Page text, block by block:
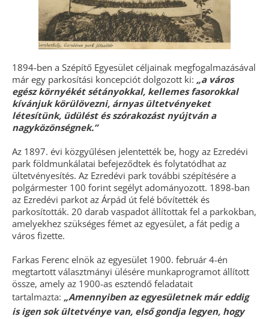
1894-ben a Szépítő Egyesület céljainak megfogalmazásával
már egy parkosítási koncepciót dolgozott ki: „a város
egész környékét sétányokkal, kellemes fasorokkal
kívánjuk körülövezni, árnyas ültetvényeket
létesítünk, üdülést és szórakozást nyújtván a
nagyközönségnek.”
Az 1897. évi közgyűlésen jelentették be, hogy az Ezredévi
park földmunkálatai befejeződtek és folytatódhat az
ültetvényesítés. Az Ezredévi park további szépítésére a
polgármester 100 forint segélyt adományozott. 1898-ban
az Ezredévi parkot az Árpád út felé bővítették és
parkosították. 20 darab vaspadot állítottak fel a parkokban,
amelyekhez szükséges fémet az egyesület, a fát pedig a
város fizette.
Farkas Ferenc elnök az egyesület 1900. február 4-én
megtartott választmányi ülésére munkaprogramot állított
össze, amely az 1900-as esztendő feladatait
tartalmazta: „Amennyiben az egyesületnek már eddig
is igen sok ültetvénye van, első gondja legyen, hogy